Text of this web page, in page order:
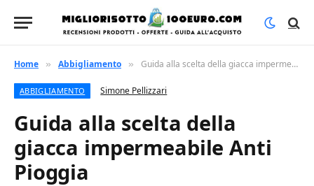
Home » Abbigliamento » Guida alla scelta della giacca impermeabile Anti Pioggia
ABBIGLIAMENTO Simone Pellizzari
Guida alla scelta della
giacca impermeabile Anti
Pioggia